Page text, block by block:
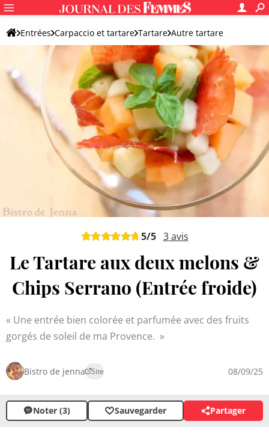
Entrées Carpaccio et tartare Tartare Autre tartare
5/5 3avis
Le Tartare aux deux melons &
Chips Serrano (Entrée froide)
Une entrée bien colorée et parfumée avec des fruits
gorgés de soleil de ma Provence.
Bistro de jenna Site 08/09/25
Noter (3) Sauvegarder Partager